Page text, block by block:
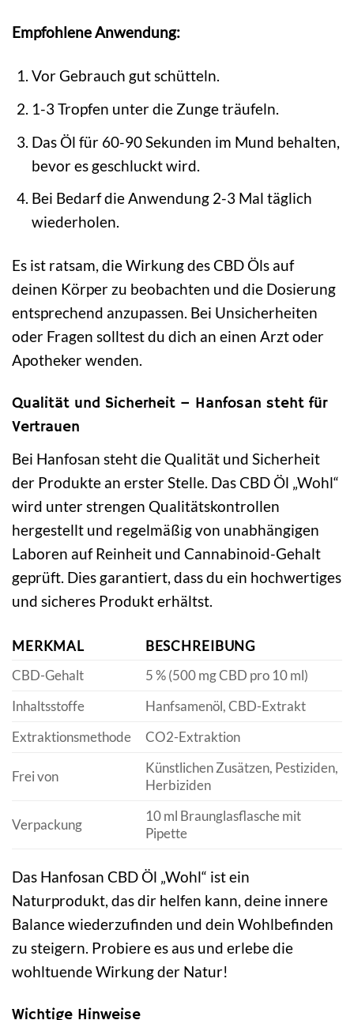
Empfohlene Anwendung:
Vor Gebrauch gut schütteln.
1-3 Tropfen unter die Zunge träufeln.
Das Öl für 60-90 Sekunden im Mund behalten,
bevor es geschluckt wird.
Bei Bedarf die Anwendung 2-3 Mal täglich
wiederholen.
Es ist ratsam, die Wirkung des CBD Öls auf
deinen Körper zu beobachten und die Dosierung
entsprechend anzupassen. Bei Unsicherheiten
oder Fragen solltest du dich an einen Arzt oder
Apotheker wenden.
Qualität und Sicherheit – Hanfosan steht für
Vertrauen
Bei Hanfosan steht die Qualität und Sicherheit
der Produkte an erster Stelle. Das CBD Öl „Wohl“
wird unter strengen Qualitätskontrollen
hergestellt und regelmäßig von unabhängigen
Laboren auf Reinheit und Cannabinoid-Gehalt
geprüft. Dies garantiert, dass du ein hochwertiges
und sicheres Produkt erhältst.
MERKMAL
BESCHREIBUNG
CBD-Gehalt
5 % (500 mg CBD pro 10 ml)
Inhaltsstoffe
Hanfsamenöl, CBD-Extrakt
Extraktionsmethode
CO2-Extraktion
Frei von
Künstlichen Zusätzen, Pestiziden,
Herbiziden
Verpackung
10 ml Braunglasflasche mit
Pipette
Das Hanfosan CBD Öl „Wohl“ ist ein
Naturprodukt, das dir helfen kann, deine innere
Balance wiederzufinden und dein Wohlbefinden
zu steigern. Probiere es aus und erlebe die
wohltuende Wirkung der Natur!
Wichtige Hinweise